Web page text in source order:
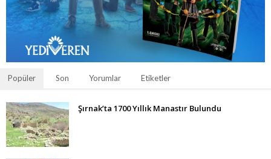
Popüler Son Yorumlar Etiketler
Şırnak’ta 1700 Yıllık Manastır Bulundu